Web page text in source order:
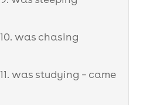
10. was chasing
11. was studying – came